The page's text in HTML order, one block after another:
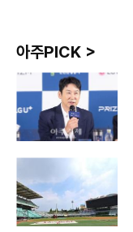
아주PICK >